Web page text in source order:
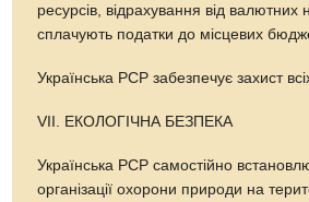
ресурсів, відрахування від
сплачують податки до місцевих
Українська РСР забезпечує захист
VІІ. ЕКОЛОГІЧНА БЕЗПЕКА
Українська РСР самостійно
організації охорони природи на